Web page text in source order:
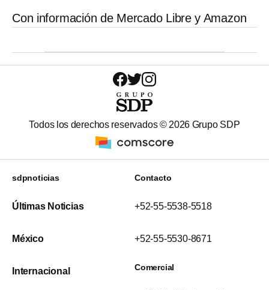
Con información de Mercado Libre y Amazon
Todos los derechos reservados © 2026 Grupo SDP
sdpnoticias
Últimas Noticias
México
Internacional
Contacto
+52-55-5538-5518
+52-55-5530-8671
Comercial